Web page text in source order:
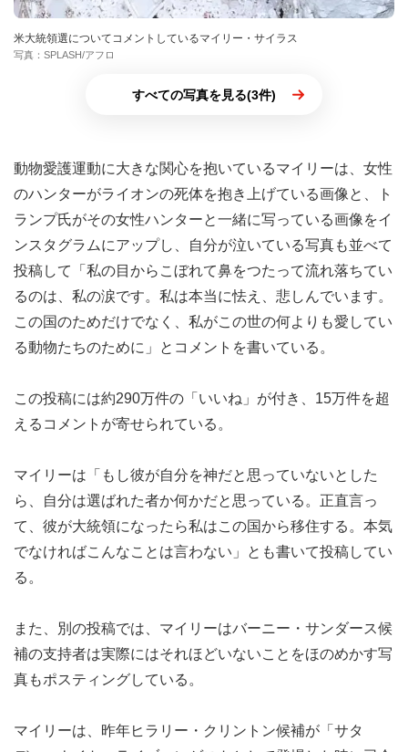
米大統領選についてコメントしているマイリー・サイラス
写真：SPLASH/アフロ
すべての写真を見る(3件)
動物愛護運動に大きな関心を抱いているマイリーは、女性
のハンターがライオンの死体を抱き上げている画像と、ト
ランプ氏がその女性ハンターと一緒に写っている画像をイ
ンスタグラムにアップし、自分が泣いている写真も並べて
投稿して「私の目からこぼれて鼻をつたって流れ落ちてい
るのは、私の涙です。私は本当に怯え、悲しんでいます。
この国のためだけでなく、私がこの世の何よりも愛してい
る動物たちのために」とコメントを書いている。
この投稿には約290万件の「いいね」が付き、15万件を超
えるコメントが寄せられている。
マイリーは「もし彼が自分を神だと思っていないとした
ら、自分は選ばれた者か何かだと思っている。正直言っ
て、彼が大統領になったら私はこの国から移住する。本気
でなければこんなことは言わない」とも書いて投稿してい
る。
また、別の投稿では、マイリーはバーニー・サンダース候
補の支持者は実際にはそれほどいないことをほのめかす写
真もポスティングしている。
マイリーは、昨年ヒラリー・クリントン候補が「サタ